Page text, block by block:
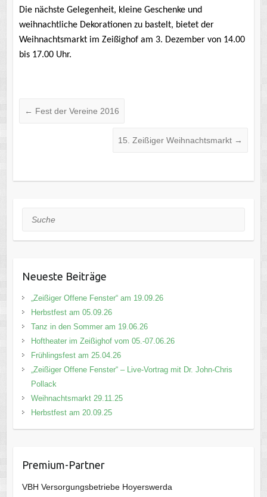
Die nächste Gelegenheit, kleine Geschenke und
weihnachtliche Dekorationen zu bastelt, bietet der
Weihnachtsmarkt im Zeißighof am 3. Dezember von 14.00
bis 17.00 Uhr.
← Fest der Vereine 2016
15. Zeißiger Weihnachtsmarkt →
Suche
Neueste Beiträge
„Zeißiger Offene Fenster“ am 19.09.26
Herbstfest am 05.09.26
Tanz in den Sommer am 19.06.26
Hoftheater im Zeißighof vom 05.-07.06.26
Frühlingsfest am 25.04.26
„Zeißiger Offene Fenster“ – Live-Vortrag mit Dr. John-Chris
Pollack
Weihnachtsmarkt 29.11.25
Herbstfest am 20.09.25
Premium-Partner
VBH Versorgungsbetriebe Hoyerswerda